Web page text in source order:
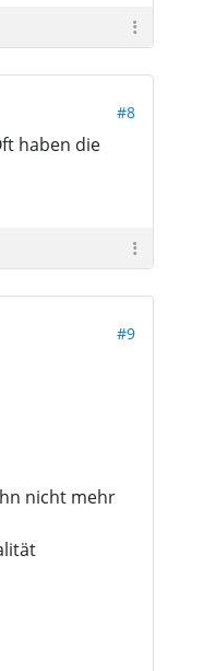
#8
haben die
#9
nicht mehr